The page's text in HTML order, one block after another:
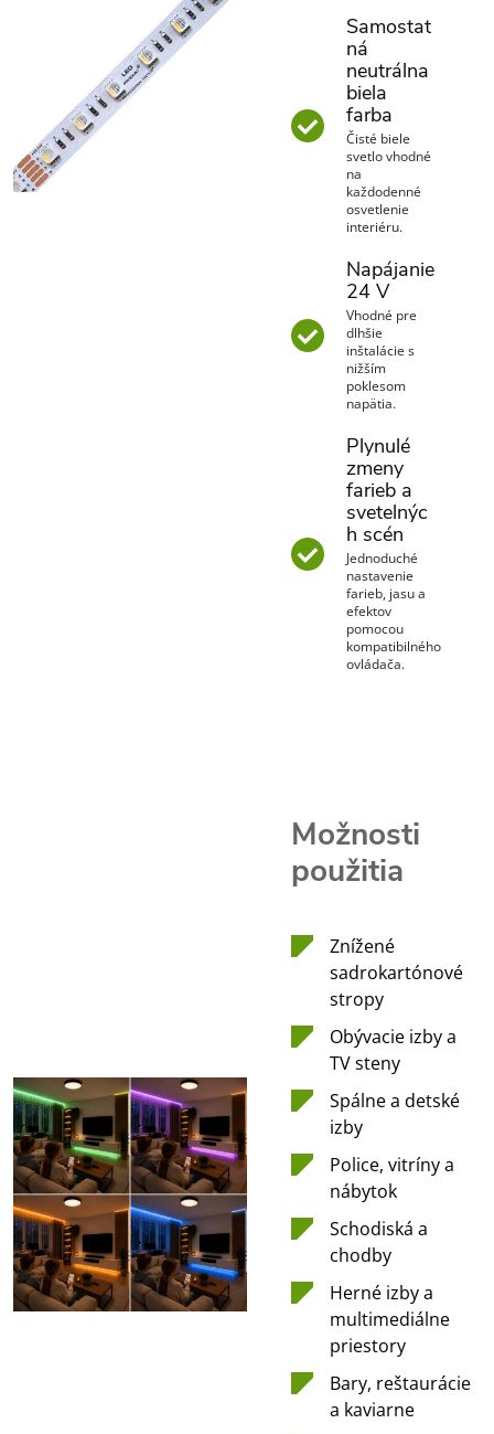
Samostat
ná
neutrálna
biela
farba
Čisté biele
svetlo vhodné
na
každodenné
osvetlenie
interiéru.
Napájanie
24 V
Vhodné pre
dlhšie
inštalácie s
nižším
poklesom
napätia.
Plynulé
zmeny
farieb a
svetelnýc
h scén
Jednoduché
nastavenie
farieb, jasu a
efektov
pomocou
kompatibilného
ovládača.
Možnosti
použitia
Znížené
sadrokartónové
stropy
Obývacie izby a
TV steny
Spálne a detské
izby
Police, vitríny a
nábytok
Schodiská a
chodby
Herné izby a
multimediálne
priestory
Bary, reštaurácie
a kaviarne